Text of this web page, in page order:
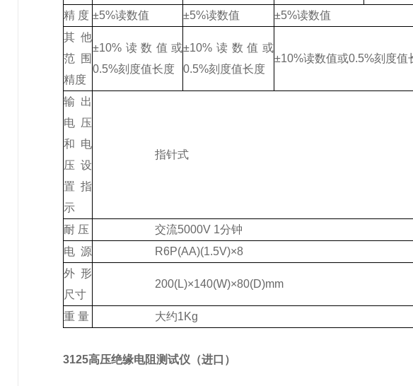
精 度 ±5%读数值 ±5%读数值
±5%读数值
其他
范围
精度
±10%读数值或
0.5%刻度值长度
±10%读数值或
0.5%刻度值长度
±10%读数值或0.5%刻度值
输出
电压
和电
压设
置指
示
指针式
耐 压
交流5000V 1分钟
电 源 R6P(AA)(1.5V)×8
外形
尺寸
200(L)×140(W)×80(D)mm
重 量 大约1Kg
3125高压绝缘电阻测试仪（进口）